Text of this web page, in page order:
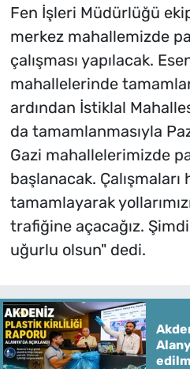
Fen İşleri Müdürlüğü
merkez mahallemizde
çalışması yapılacak.
mahallelerinde
ardından İstiklal
da tamamlanmasıyla
Gazi mahallelerimizde
başlanacak. Çalışmaları
tamamlayarak
trafiğine açacağız.
uğurlu olsun" dedi.